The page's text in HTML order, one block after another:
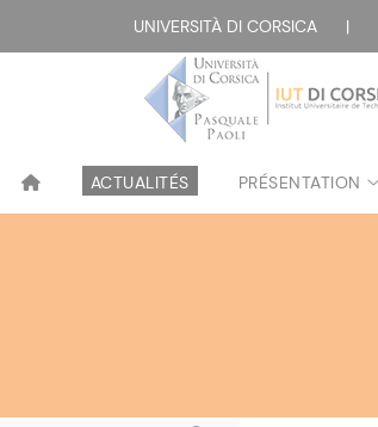
UNIVERSITÀ DI CORSICA |
ACTUALITÉS PRÉSENTATION